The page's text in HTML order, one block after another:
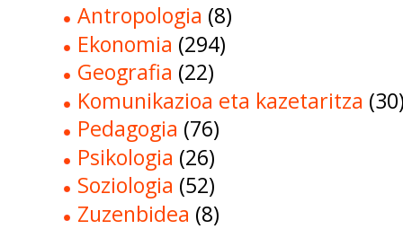
Antropologia (8)
Ekonomia (294)
Geografia (22)
Komunikazioa eta kazetaritza
Pedagogia (76)
Psikologia (26)
Soziologia (52)
Zuzenbidea (8)